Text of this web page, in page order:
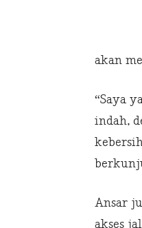
akan
“Saya
indah,
Ansar
akses